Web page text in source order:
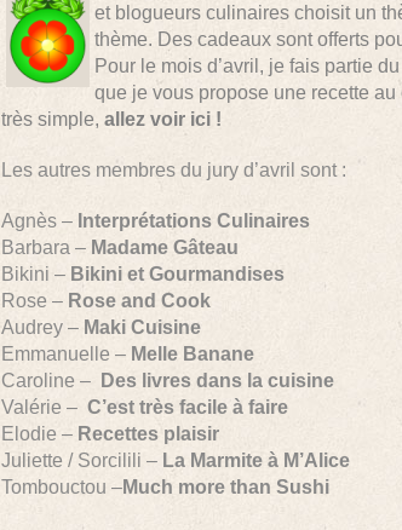
et blogueurs culinaires choisit un
thème. Des cadeaux sont offerts
Pour le mois d’avril, je fais partie
que je vous propose une recette
très simple, allez voir ici !
Les autres membres du jury d’avril sont :
Agnès – Interprétations Culinaires
Barbara – Madame Gâteau
Bikini – Bikini et Gourmandises
Rose – Rose and Cook
Audrey – Maki Cuisine
Emmanuelle – Melle Banane
Caroline –
Des livres dans la cuisine
Valérie – C’est très facile à faire
Elodie – Recettes plaisir
Juliette / Sorcilili – La Marmite à M’Alice
Tombouctou –Much more than Sushi